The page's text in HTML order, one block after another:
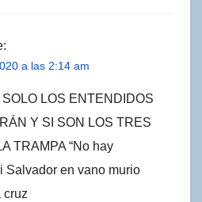
a las 2:14 am
SOLO LOS ENTENDIDOS
Y SI SON LOS TRES
TRAMPA “No hay
Salvador en vano murio
cruz